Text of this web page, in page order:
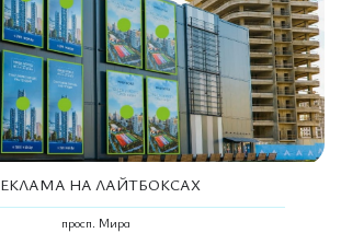
НА ЛАЙТБОКСАХ
просп. Мира